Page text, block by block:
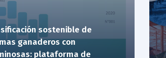
sostenible de
ganaderos con
plataforma de